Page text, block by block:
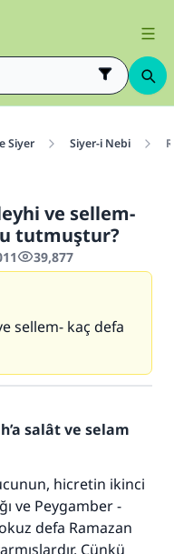
Siyer Siyer-i Nebi
ve sellem-
tutmuştur?
39,877
sellem- kaç defa
salât ve selam
hicretin ikinci
ve Peygamber -
defa Ramazan
Çünkü